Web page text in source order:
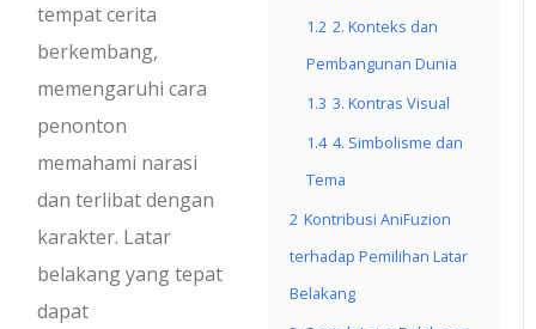
1.2 2. Konteks dan
Pembangunan Dunia
1.3 3. Kontras Visual
1.4 4. Simbolisme dan
Tema
2 Kontribusi AniFuzion
terhadap Pemilihan Latar
Belakang
tempat cerita
berkembang,
memengaruhi cara
penonton
memahami narasi
dan terlibat dengan
karakter. Latar
belakang yang tepat
dapat